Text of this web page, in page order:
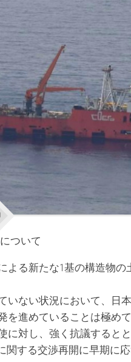
ついて
る新たな1基の構造物の
いない状況において、日
を進めていることは極め
に対し、強く抗議すると
する交渉再開に早期に